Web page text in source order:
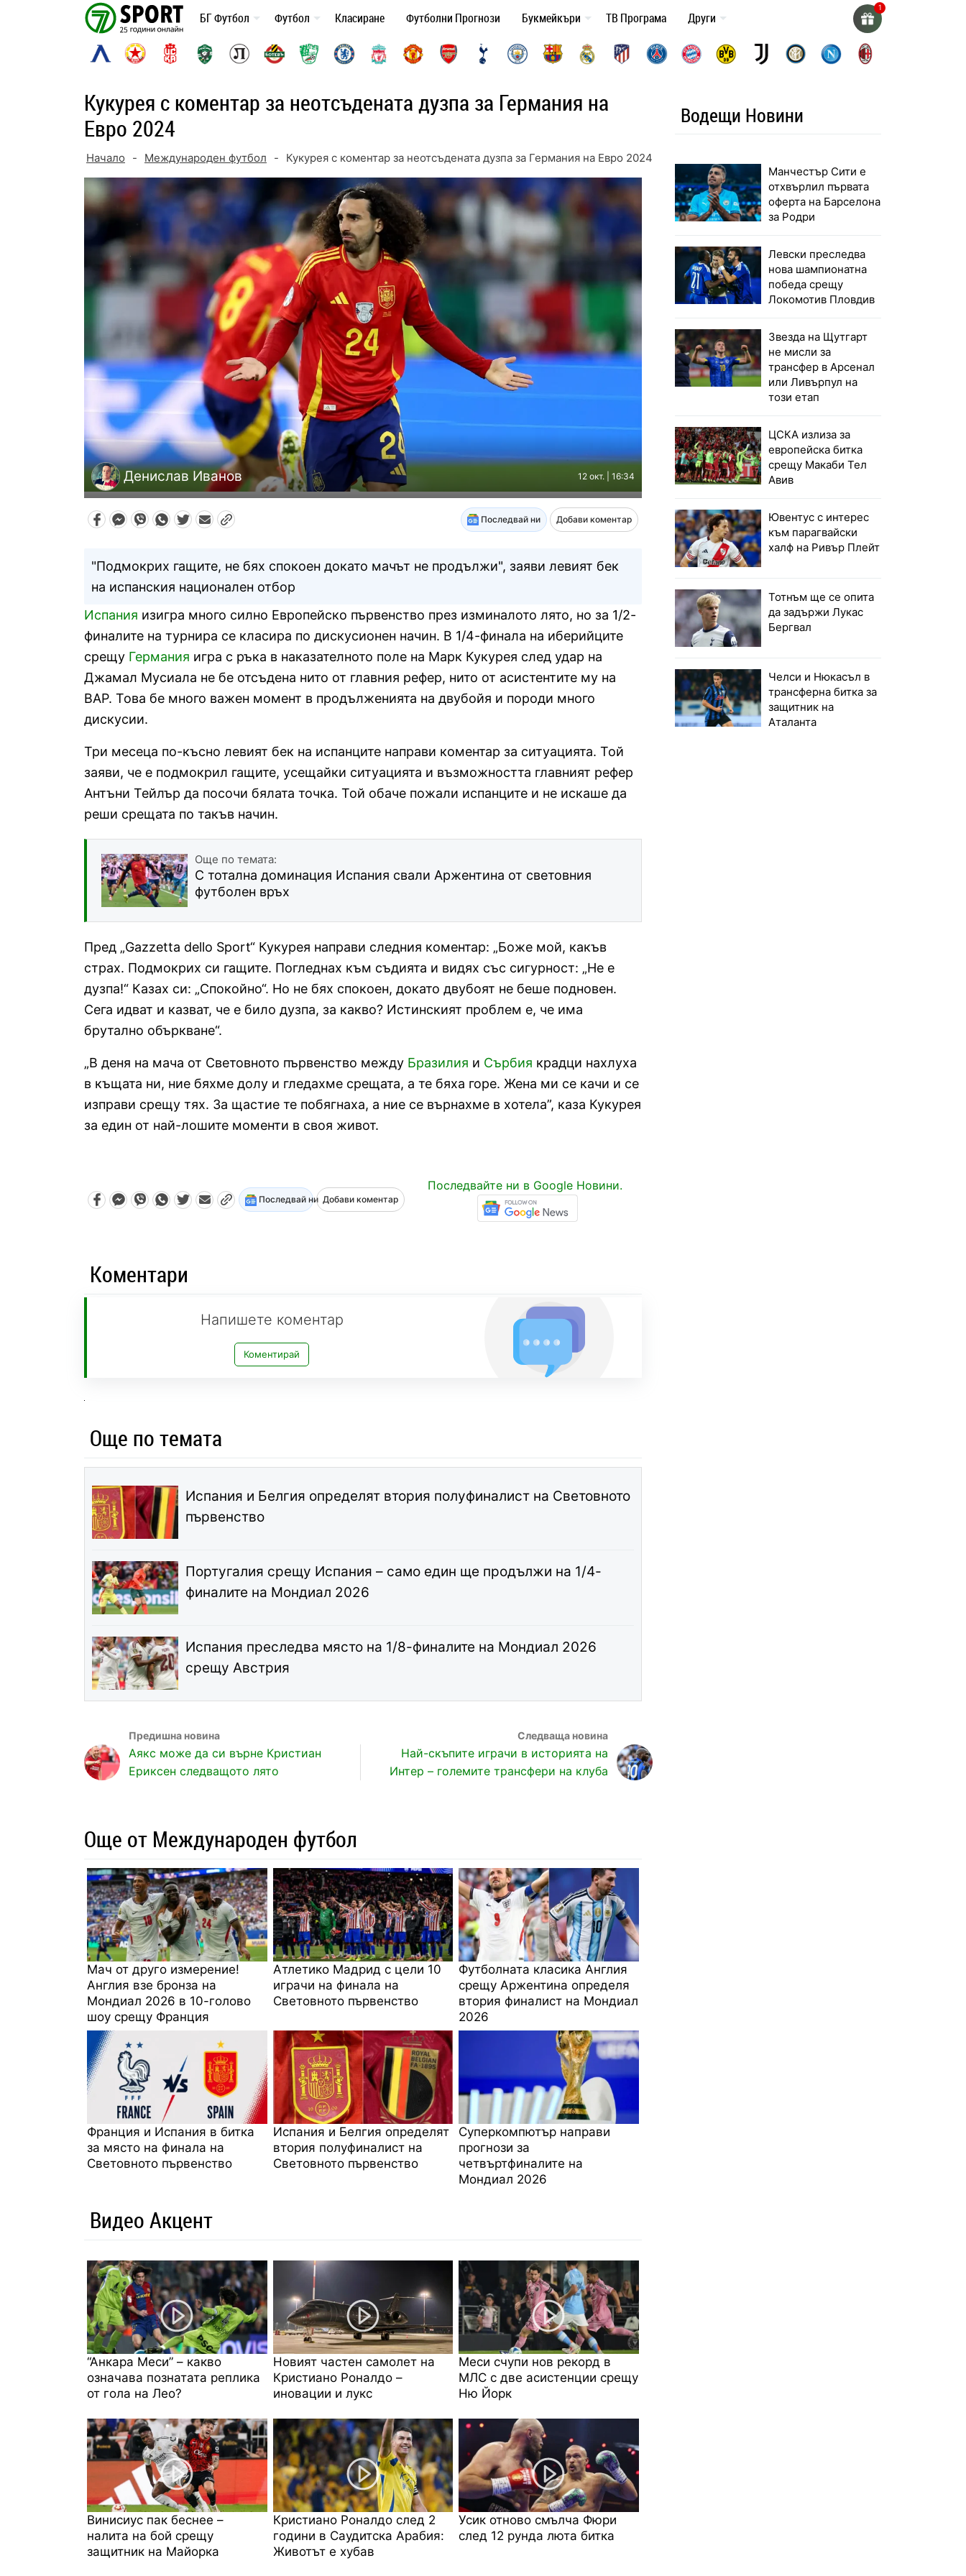
БГ Футбол Футбол Класиране Футболни Прогнози Букмейкъри ТВ Програма Други
Кукурея с коментар за неотсъдената дузпа за Германия на
Евро 2024
Начало - Международен футбол - Кукурея с коментар за неотсъдената дузпа за Германия на Евро 2024
Денислав Иванов 12 окт. | 16:34
Последвай ни Добави коментар
"Подмокрих гащите, не бях спокоен докато мачът не продължи", заяви левият бек
на испанския национален отбор
Испания изигра много силно Европейско първенство през изминалото лято, но за 1/2-
финалите на турнира се класира по дискусионен начин. В 1/4-финала на иберийците
срещу Германия игра с ръка в наказателното поле на Марк Кукурея след удар на
Джамал Мусиала не бе отсъдена нито от главния рефер, нито от асистентите му на
ВАР. Това бе много важен момент в продълженията на двубойя и породи много
дискусии.
Три месеца по-късно левият бек на испанците направи коментар за ситуацията. Той
заяви, че е подмокрил гащите, усещайки ситуацията и възможността главният рефер
Антъни Тейлър да посочи бялата точка. Той обаче пожали испанците и не искаше да
реши срещата по такъв начин.
Още по темата:
С тотална доминация Испания свали Аржентина от световния
футболен връх
Пред „Gazzetta dello Sport“ Кукурея направи следния коментар: „Боже мой, какъв
страх. Подмокрих си гащите. Погледнах към съдията и видях със сигурност: „Не е
дузпа!“ Казах си: „Спокойно“. Но не бях спокоен, докато двубоят не беше подновен.
Сега идват и казват, че е било дузпа, за какво? Истинският проблем е, че има
брутално объркване“.
„В деня на мача от Световното първенство между Бразилия и Сърбия крадци нахлуха
в къщата ни, ние бяхме долу и гледахме срещата, а те бяха горе. Жена ми се качи и се
изправи срещу тях. За щастие те побягнаха, а ние се върнахме в хотела”, каза Кукурея
за един от най-лошите моменти в своя живот.
Последвай ни Добави коментар
Последвайте ни в Google Новини.
Коментари
Напишете коментар
Коментирай
Още по темата
Испания и Белгия определят втория полуфиналист на Световното
първенство
Португалия срещу Испания – само един ще продължи на 1/4-
финалите на Мондиал 2026
Испания преследва място на 1/8-финалите на Мондиал 2026
срещу Австрия
Аякс може да си върне Кристиан
Ериксен следващото лято
Най-скъпите играчи в историята на
Интер – големите трансфери на клуба
Още от Международен футбол
Мач от друго измерение!
Англия взе бронза на
Мондиал 2026 в 10-голово
шоу срещу Франция
Атлетико Мадрид с цели 10
играчи на финала на
Световното първенство
Футболната класика Англия
срещу Аржентина определя
втория финалист на Мондиал
2026
Франция и Испания в битка
за място на финала на
Световното първенство
Испания и Белгия определят
втория полуфиналист на
Световното първенство
Суперкомпютър направи
прогнози за
четвъртфиналите на
Мондиал 2026
Видео Акцент
“Анкара Меси” – какво
означава познатата реплика
от гола на Лео?
Новият частен самолет на
Кристиано Роналдо –
иновации и лукс
Меси счупи нов рекорд в
МЛС с две асистенции срещу
Ню Йорк
Винисиус пак беснее –
налита на бой срещу
защитник на Майорка
Кристиано Роналдо след 2
години в Саудитска Арабия:
Животът е хубав
Усик отново смълча Фюри
след 12 рунда люта битка
Водещи Новини
Манчестър Сити е
отхвърлил първата
оферта на Барселона
за Родри
Левски преследва
нова шампионатна
победа срещу
Локомотив Пловдив
Звезда на Щутгарт
не мисли за
трансфер в Арсенал
или Ливърпул на
този етап
ЦСКА излиза за
европейска битка
срещу Макаби Тел
Авив
Ювентус с интерес
към парагвайски
халф на Ривър Плейт
Тотнъм ще се опита
да задържи Лукас
Бергвал
Челси и Нюкасъл в
трансферна битка за
защитник на
Аталанта